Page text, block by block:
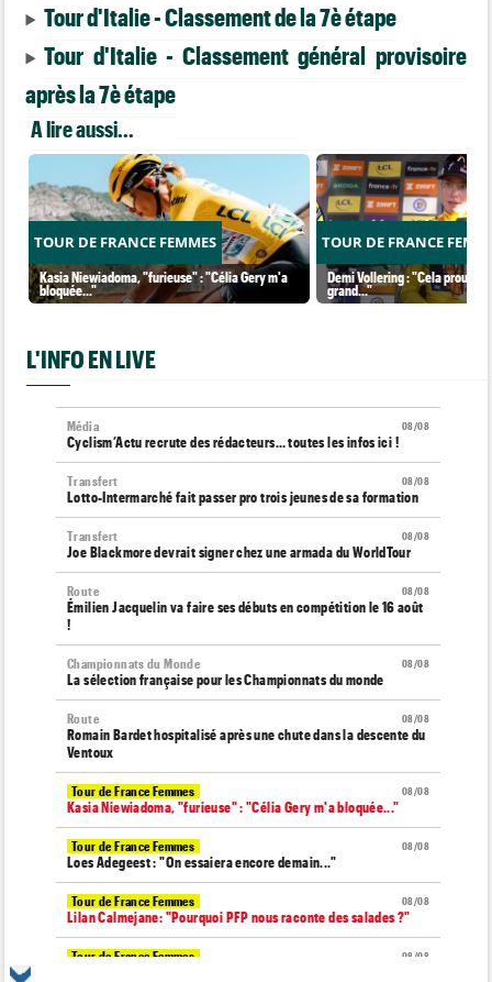
Tour d'Italie - Classement de la 7è étape
Tour d'Italie - Classement général provisoire
après la 7è étape
A lire aussi...
TOUR DE FRANCE FEMMES
Kasia Niewiadoma, "furieuse" : "Célia Gery m'a
bloquée..."
TOUR DE FRANCE
Demi Vollering : "Cela prouve
grand..."
L'INFO EN LIVE
08/08
Média
Cyclism’Actu recrute des rédacteurs… toutes les infos ici !
08/08
Transfert
Lotto-Intermarché fait passer pro trois jeunes de sa formation
08/08
Transfert
Joe Blackmore devrait signer chez une armada du WorldTour
08/08
Route
Émilien Jacquelin va faire ses débuts en compétition le 16 août
!
08/08
Championnats du Monde
La sélection française pour les Championnats du monde
08/08
Route
Romain Bardet hospitalisé après une chute dans la descente du
Ventoux
08/08
Tour de France Femmes
Kasia Niewiadoma, "furieuse" : "Célia Gery m'a bloquée..."
08/08
Tour de France Femmes
Loes Adegeest : "On essaiera encore demain..."
08/08
Tour de France Femmes
Lilan Calmejane: "Pourquoi PFP nous raconte des salades ?"
08/08
Tour de France Femmes